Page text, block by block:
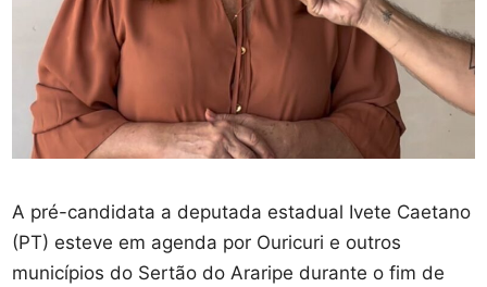
A pré-candidata a deputada estadual Ivete Caetano
(PT) esteve em agenda por Ouricuri e outros
municípios do Sertão do Araripe durante o fim de